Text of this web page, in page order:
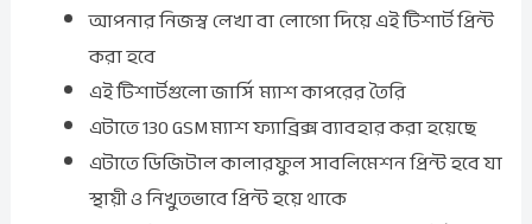
আপনার নিজস্ব লেখা বা লোগো দিয়ে এই টিশার্ট প্রিন্ট
করা হবে
এই টিশার্টগুলো জার্সি ম্যাশ কাপরের তৈরি
এটাতে 130 GSM ম্যাশ ফ্যাব্রিক্স ব্যাবহার করা হয়েছে
এটাতে ডিজিটাল কালারফুল সাবলিমেশন প্রিন্ট হবে যা
স্থায়ী ও নিখুতভাবে প্রিন্ট হয়ে থাকে